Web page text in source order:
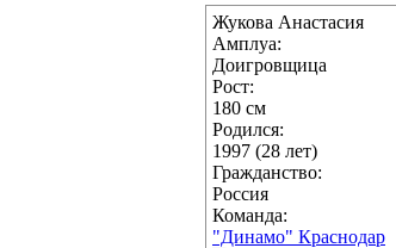
Жукова Анастасия
Амплуа:
Доигровщица
Рост:
180 см
Родился:
1997 (28 лет)
Гражданство:
Россия
Команда:
"Динамо" Краснодар